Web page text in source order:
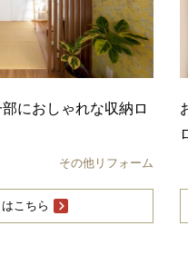
におしゃれな収納ロ
その他リフォーム
こちら